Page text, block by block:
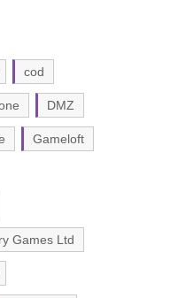
cod
DMZ
Gameloft
Games Ltd